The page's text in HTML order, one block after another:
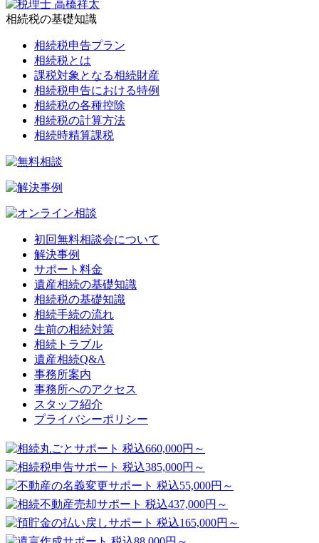
相続税の基礎知識
相続税申告プラン
相続税とは
課税対象となる相続財産
相続税申告における特例
相続税の各種控除
相続税の計算方法
相続時精算課税
初回無料相談会について
解決事例
サポート料金
遺産相続の基礎知識
相続税の基礎知識
相続手続の流れ
生前の相続対策
相続トラブル
遺産相続Q&A
事務所案内
事務所へのアクセス
スタッフ紹介
プライバシーポリシー